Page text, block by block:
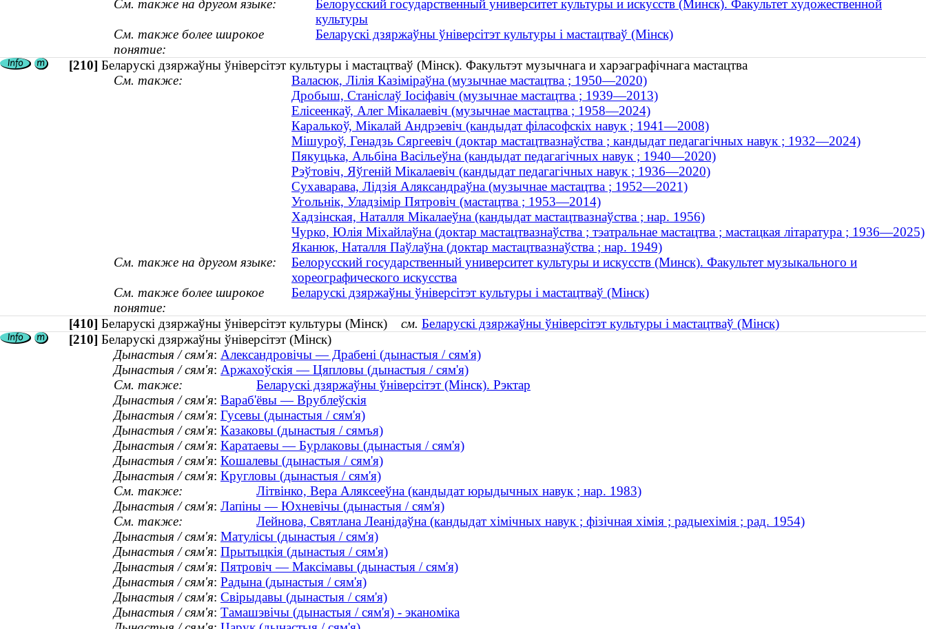
См. также на другом языке:
Белорусский государственный университет культуры и искусств (Минск). Факультет художественной
культуры
См. также более широкое
понятие:
Беларускі дзяржаўны ўніверсітэт культуры і мастацтваў (Мінск)
[210] Беларускі дзяржаўны ўніверсітэт культуры і мастацтваў (Мінск). Факультэт музычнага и харэаграфічнага мастацтва
См. также:
Валасюк, Лілія Казіміраўна (музычнае мастацтва ; 1950—2020)
Дробыш, Станіслаў Іосіфавіч (музычнае мастацтва ; 1939—2013)
Елісеенкаў, Алег Мікалаевіч (музычнае мастацтва ; 1958—2024)
Каралькоў, Мікалай Андрэевіч (кандыдат філасофскіх навук ; 1941—2008)
Мішуроў, Генадзь Сяргеевіч (доктар мастацтвазнаўства ; кандыдат педагагічных навук ; 1932—2024)
Пякуцька, Альбіна Васільеўна (кандыдат педагагічных навук ; 1940—2020)
Рэўтовіч, Яўгеній Мікалаевіч (кандыдат педагагічных навук ; 1936—2020)
Сухаварава, Лідзія Аляксандраўна (музычнае мастацтва ; 1952—2021)
Угольнік, Уладзімір Пятровіч (мастацтва ; 1953—2014)
Хадзінская, Наталля Мікалаеўна (кандыдат мастацтвазнаўства ; нар. 1956)
Чурко, Юлія Міхайлаўна (доктар мастацтвазнаўства ; тэатральнае мастацтва ; мастацкая літаратура ; 1936—2025)
Яканюк, Наталля Паўлаўна (доктар мастацтвазнаўства ; нар. 1949)
См. также на другом языке:
Белорусский государственный университет культуры и искусств (Минск). Факультет музыкального и
хореографического искусства
См. также более широкое
понятие:
Беларускі дзяржаўны ўніверсітэт культуры і мастацтваў (Мінск)
[410] Беларускі дзяржаўны ўніверсітэт культуры (Мінск) см. Беларускі дзяржаўны ўніверсітэт культуры і мастацтваў (Мінск)
[210] Беларускі дзяржаўны ўніверсітэт (Мінск)
Дынастыя / сям'я: Александровічы — Драбені (дынастыя / сям'я)
Дынастыя / сям'я: Аржахоўскія — Цяпловы (дынастыя / сям'я)
См. также:
Беларускі дзяржаўны ўніверсітэт (Мінск). Рэктар
Дынастыя / сям'я: Вараб'ёвы — Врублеўскія
Дынастыя / сям'я: Гусевы (дынастыя / сям'я)
Дынастыя / сям'я: Казаковы (дынастыя / сямъя)
Дынастыя / сям'я: Каратаевы — Бурлаковы (дынастыя / сям'я)
Дынастыя / сям'я: Кошалевы (дынастыя / сям'я)
Дынастыя / сям'я: Кругловы (дынастыя / сям'я)
См. также:
Лiтвiнко, Вера Аляксееўна (кандыдат юрыдычных навук ; нар. 1983)
Дынастыя / сям'я: Лапіны — Юхневічы (дынастыя / сям'я)
См. также:
Лейнова, Святлана Леанiдаўна (кандыдат хімічных навук ; фізічная хімія ; радыехімія ; рад. 1954)
Дынастыя / сям'я: Матулісы (дынастыя / сям'я)
Дынастыя / сям'я: Прытыцкія (дынастыя / сям'я)
Дынастыя / сям'я: Пятровіч — Максімавы (дынастыя / сям'я)
Дынастыя / сям'я: Радына (дынастыя / сям'я)
Дынастыя / сям'я: Свірыдавы (дынастыя / сям'я)
Дынастыя / сям'я: Тамашэвічы (дынастыя / сям'я) - эканоміка